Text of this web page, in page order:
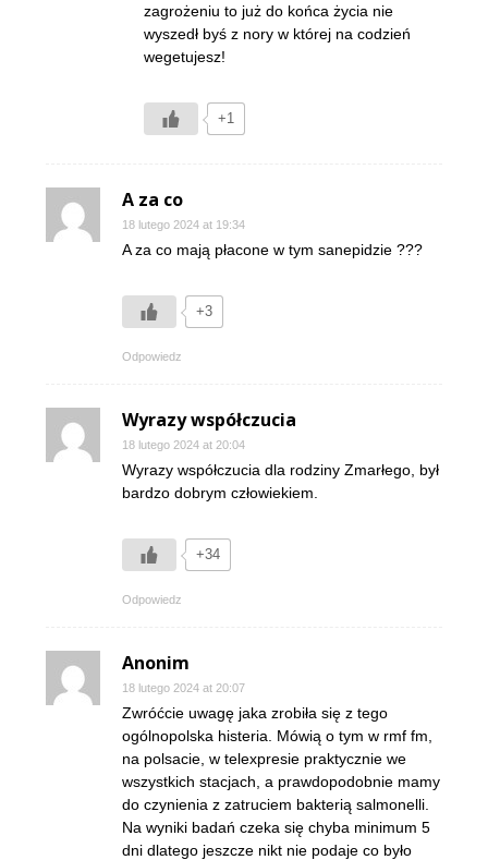
zagrożeniu to już do końca życia nie
wyszedł byś z nory w której na codzień
wegetujesz!
+1
A za co
18 lutego 2024 at 19:34
A za co mają płacone w tym sanepidzie ???
+3
Odpowiedz
Wyrazy współczucia
18 lutego 2024 at 20:04
Wyrazy współczucia dla rodziny Zmarłego, był
bardzo dobrym człowiekiem.
+34
Odpowiedz
Anonim
18 lutego 2024 at 20:07
Zwróćcie uwagę jaka zrobiła się z tego
ogólnopolska histeria. Mówią o tym w rmf fm,
na polsacie, w telexpresie praktycznie we
wszystkich stacjach, a prawdopodobnie mamy
do czynienia z zatruciem bakterią salmonelli.
Na wyniki badań czeka się chyba minimum 5
dni dlatego jeszcze nikt nie podaje co było